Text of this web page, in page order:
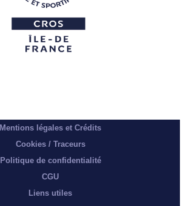
Mentions légales et Crédits
Cookies / Traceurs
Politique de confidentialité
CGU
Liens utiles